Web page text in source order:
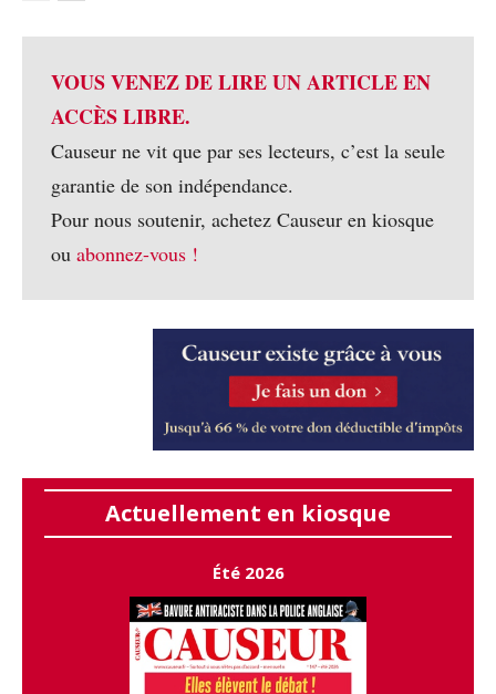
VOUS VENEZ DE LIRE UN ARTICLE EN
ACCÈS LIBRE.
Causeur ne vit que par ses lecteurs, c’est la seule
garantie de son indépendance.
Pour nous soutenir, achetez Causeur en kiosque
ou abonnez-vous !
Actuellement en kiosque
Été 2026